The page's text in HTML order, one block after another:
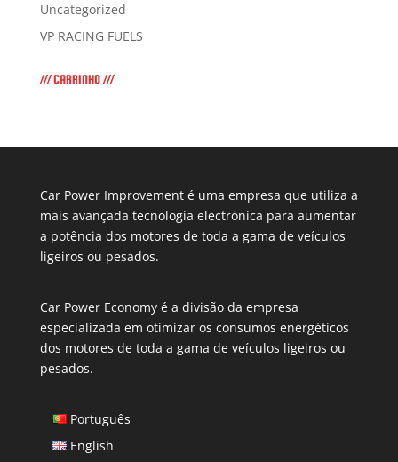
Uncategorized
VP RACING FUELS
/// CARRINHO ///
Car Power Improvement é uma empresa que utiliza a
mais avançada tecnologia electrónica para aumentar
a potência dos motores de toda a gama de veículos
ligeiros ou pesados.
Car Power Economy é a divisão da empresa
especializada em otimizar os consumos energéticos
dos motores de toda a gama de veículos ligeiros ou
pesados.
Português
English